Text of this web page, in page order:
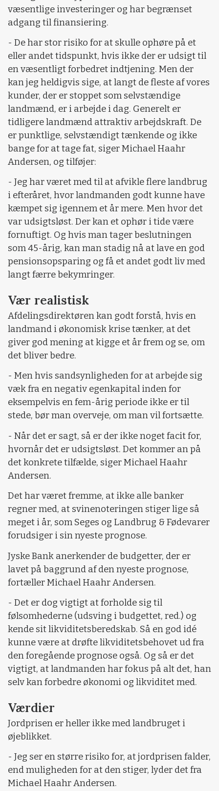
væsentlige investeringer og har begrænset
adgang til finansiering.
- De har stor risiko for at skulle ophøre på et
eller andet tidspunkt, hvis ikke der er udsigt til
en væsentligt forbedret indtjening. Men der
kan jeg heldigvis sige, at langt de fleste af vores
kunder, der er stoppet som selvstændige
landmænd, er i arbejde i dag. Generelt er
tidligere landmænd attraktiv arbejdskraft. De
er punktlige, selvstændigt tænkende og ikke
bange for at tage fat, siger Michael Haahr
Andersen, og tilføjer:
- Jeg har været med til at afvikle flere landbrug
i efteråret, hvor landmanden godt kunne have
kæmpet sig igennem et år mere. Men hvor det
var udsigtsløst. Der kan et ophør i tide være
fornuftigt. Og hvis man tager beslutningen
som 45-årig, kan man stadig nå at lave en god
pensionsopsparing og få et andet godt liv med
langt færre bekymringer.
Vær realistisk
Afdelingsdirektøren kan godt forstå, hvis en
landmand i økonomisk krise tænker, at det
giver god mening at kigge et år frem og se, om
det bliver bedre.
- Men hvis sandsynligheden for at arbejde sig
væk fra en negativ egenkapital inden for
eksempelvis en fem-årig periode ikke er til
stede, bør man overveje, om man vil fortsætte.
- Når det er sagt, så er der ikke noget facit for,
hvornår det er udsigtsløst. Det kommer an på
det konkrete tilfælde, siger Michael Haahr
Andersen.
Det har været fremme, at ikke alle banker
regner med, at svinenoteringen stiger lige så
meget i år, som Seges og Landbrug & Fødevarer
forudsiger i sin nyeste prognose.
Jyske Bank anerkender de budgetter, der er
lavet på baggrund af den nyeste prognose,
fortæller Michael Haahr Andersen.
- Det er dog vigtigt at forholde sig til
følsomhederne (udsving i budgettet, red.) og
kende sit likviditetsberedskab. Så en god idé
kunne være at drøfte likviditetsbehovet ud fra
den foregående prognose også. Og så er det
vigtigt, at landmanden har fokus på alt det, han
selv kan forbedre økonomi og likviditet med.
Værdier
Jordprisen er heller ikke med landbruget i
øjeblikket.
- Jeg ser en større risiko for, at jordprisen falder,
end muligheden for at den stiger, lyder det fra
Michael Haahr Andersen.